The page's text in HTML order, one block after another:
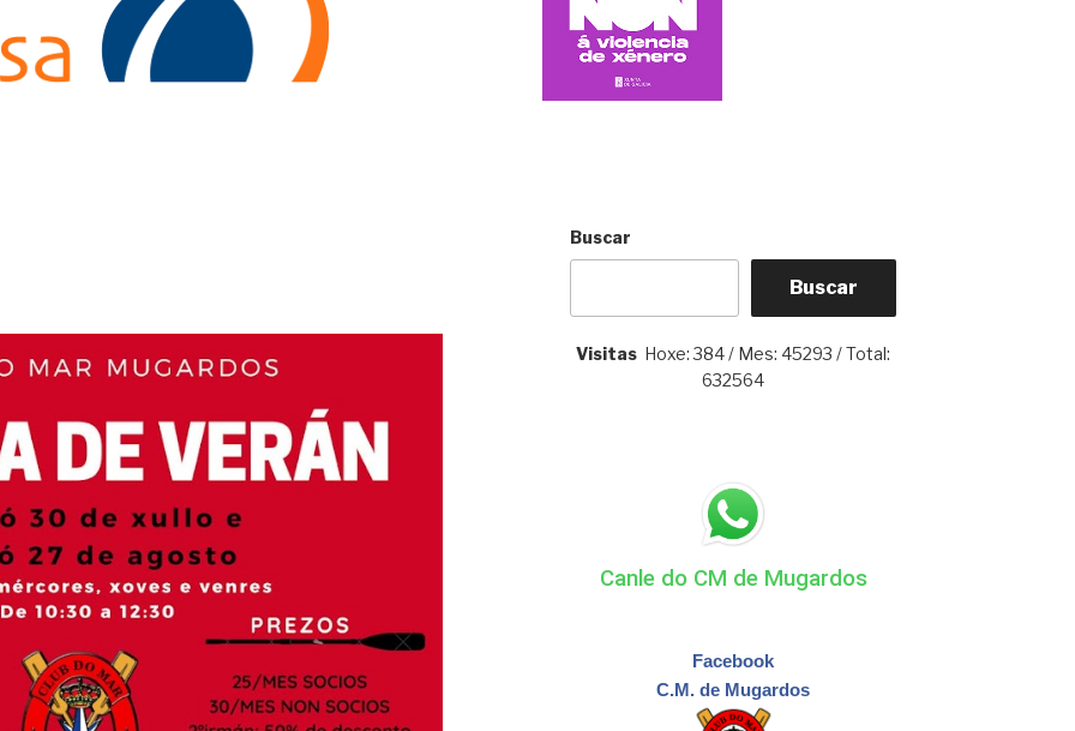
Buscar
Buscar
Visitas Hoxe: 384 / Mes: 45293 / Total:
632564
Canle do CM de Mugardos
Facebook
C.M. de Mugardos